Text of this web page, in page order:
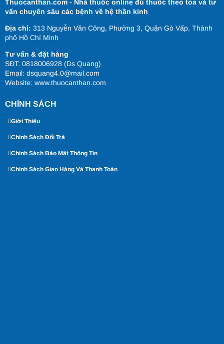
Thuocanthan.com - Nhà thuốc online đủ thuốc theo toa và tư
vấn chuyên sâu các bệnh về hệ thần kinh
Địa chỉ: 313 Nguyễn Văn Công, Phường 3, Quận Gò Vấp, Thành
phố Hồ Chí Minh
Tư vấn & đặt hàng
SĐT: 0818006928 (Ds Quang)
Email: dsquang4.0@mail.com
Website: www.thuocanthan.com
CHÍNH SÁCH
Giới Thiệu
Chính Sách Đổi Trả
Chính Sách Bảo Mật Thông Tin
Chính Sách Giao Hàng Và Thanh Toán